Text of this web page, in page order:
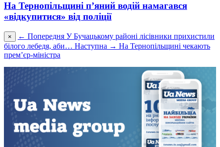
На Тернопільщині п’яний водій намагався
«відкупитися» від поліції
× ← Попередня У Бучацькому районі лісівники прихистили
білого лебедя, аби… Наступна → На Тернопільщині чекають
прем’єр-міністра